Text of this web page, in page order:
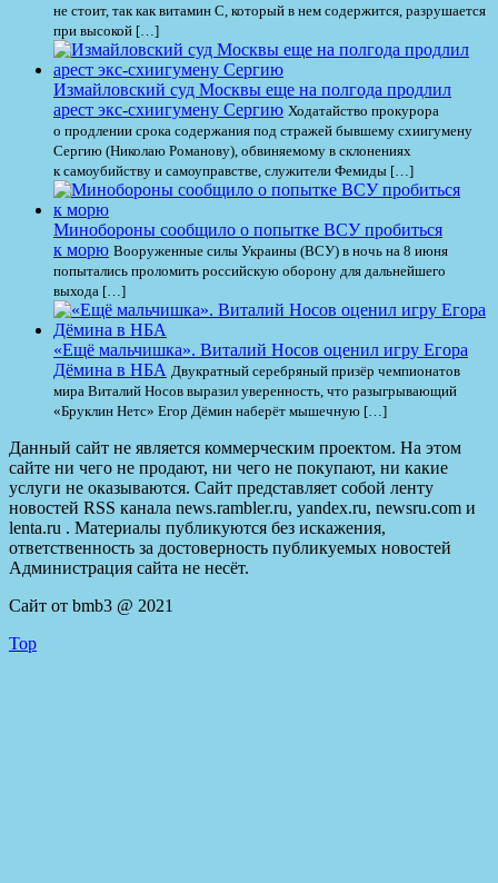
не стоит, так как витамин С, который в нем содержится, разрушается
при высокой […]
Измайловский суд Москвы еще на полгода продлил
арест экс-схиигумену Сергию Ходатайство прокурора
о продлении срока содержания под стражей бывшему схиигумену
Сергию (Николаю Романову), обвиняемому в склонениях
к самоубийству и самоуправстве, служители Фемиды […]
Минобороны сообщило о попытке ВСУ пробиться
к морю Вооруженные силы Украины (ВСУ) в ночь на 8 июня
попытались проломить российскую оборону для дальнейшего
выхода […]
«Ещё мальчишка». Виталий Носов оценил игру Егора
Дёмина в НБА Двукратный серебряный призёр чемпионатов
мира Виталий Носов выразил уверенность, что разыгрывающий
«Бруклин Нетс» Егор Дёмин наберёт мышечную […]
Данный сайт не является коммерческим проектом. На этом
сайте ни чего не продают, ни чего не покупают, ни какие
услуги не оказываются. Сайт представляет собой ленту
новостей RSS канала news.rambler.ru, yandex.ru, newsru.com и
lenta.ru . Материалы публикуются без искажения,
ответственность за достоверность публикуемых новостей
Администрация сайта не несёт.
Сайт от bmb3 @ 2021
Top